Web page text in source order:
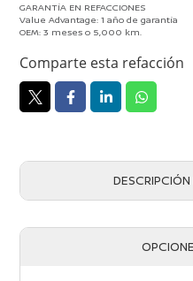
GARANTÍA EN REFACCIONES
Value Advantage: 1 año de garantía
OEM: 3 meses o 5,000 km.
Comparte esta refacción